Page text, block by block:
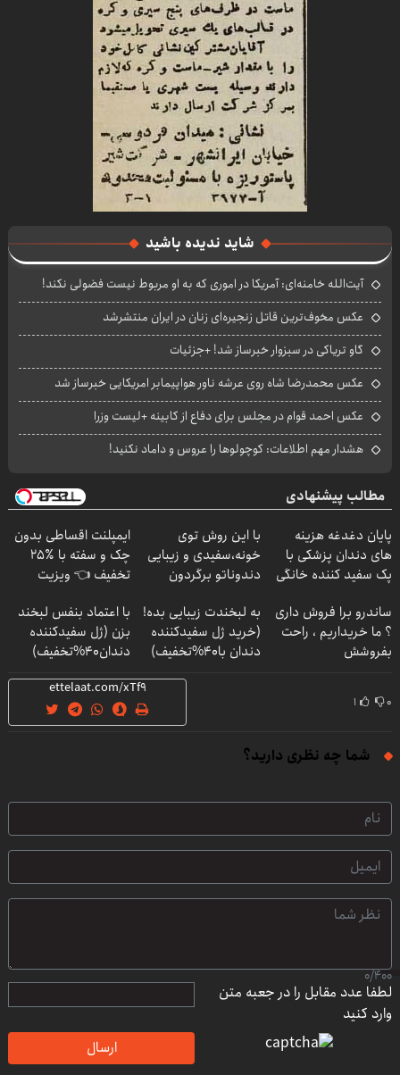
شاید ندیده باشید
آیت‌الله خامنه‌ای: آمریکا در اموری که به او مربوط نیست فضولی نکند!
عکس مخوف‌ترین قاتل زنجیره‌ای زنان در ایران منتشرشد
گاو تریاکی در سبزوار خبرساز شد! +جزئیات
عکس محمدرضا شاه روی عرشه ناور هواپیمابر امریکایی خبرساز شد
عکس احمد قوام در مجلس برای دفاع از کابینه +لیست وزرا
هشدار مهم اطلاعات: کوچولوها را عروس و داماد نکنید!
مطالب پیشنهادی
پایان دغدغه هزینه
های دندان پزشکی با
پک سفید کننده خانگی
با این روش توی
خونه،سفیدی و زیبایی
دندوناتو برگردون
ایمپلنت اقساطی بدون
چک و سفته با ٪۲۵
تخفیف 👈 ویزیت
ساندرو برا فروش داری
؟ ما خریداریم ، راحت
بفروشش
به لبخندت زیبایی بده!
(خرید ژل سفیدکننده
دندان با40%تخفیف)
با اعتماد بنفس لبخند
بزن (ژل سفیدکننده
دندان40%تخفیف)
۰ ۱
شما چه نظری دارید؟
0/400
لطفا عدد مقابل را در جعبه متن
وارد کنید
ارسال